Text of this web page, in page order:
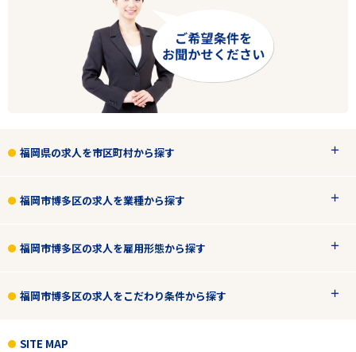
福岡県の求人を市区町村から探す
福岡市博多区の求人を業種から探す
福岡市博多区の求人を雇用形態から探す
福岡市博多区の求人をこだわり条件から探す
SITE MAP